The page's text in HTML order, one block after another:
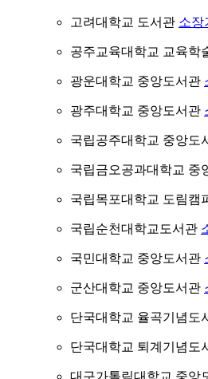
고려대학교 도서관 소장
공주교육대학교 교육학
광운대학교 중앙도서관
광주대학교 중앙도서관
국립공주대학교 중앙도
국립금오공과대학교 중
국립목포대학교 도림캠
국립순천대학교도서관
국민대학교 중앙도서관
군산대학교 중앙도서관
단국대학교 율곡기념도
단국대학교 퇴계기념도
대구가톨릭대학교 중앙